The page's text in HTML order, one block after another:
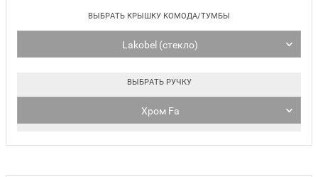
ВЫБРАТЬ КРЫШКУ КОМОДА/ТУМБЫ
Lakobel (стекло)
ВЫБРАТЬ РУЧКУ
Хром Fa